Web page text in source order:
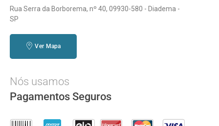
Rua Serra da Borborema, nº 40, 09930-580 - Diadema -
SP
Ver Mapa
Nós usamos
Pagamentos Seguros